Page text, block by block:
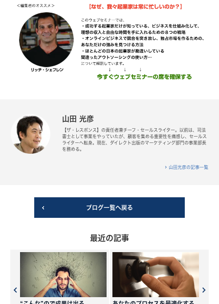
山田 光彦
【ザ・レスポンス】の責任者兼チーフ・セールスライター。以前は、司法
書士として事業をやっていたが、顧客を集める重要性を痛感し、セールス
ライターへ転身。現在、ダイレクト出版のマーケティング部門の事業部長
を務める。
山田光彦の記事一覧
ブログ一覧へ戻る
最近の記事